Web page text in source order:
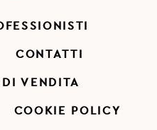
CONTATTI
VENDITA
COOKIE POLICY